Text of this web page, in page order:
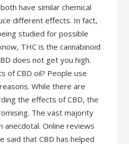
have similar chemical
different effects. In fact,
studied for possible
THC is the cannabinoid
does not get you high.
of CBD oil? People use
While there are
the effects of CBD, the
The vast majority
anecdotal. Online reviews
said that CBD has helped